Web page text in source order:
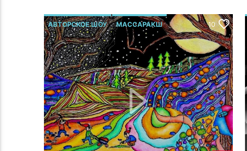
АВТОРСКОЕ ШОУ МАССАРАКШ
Р.МЕЛЬМОНТ
10